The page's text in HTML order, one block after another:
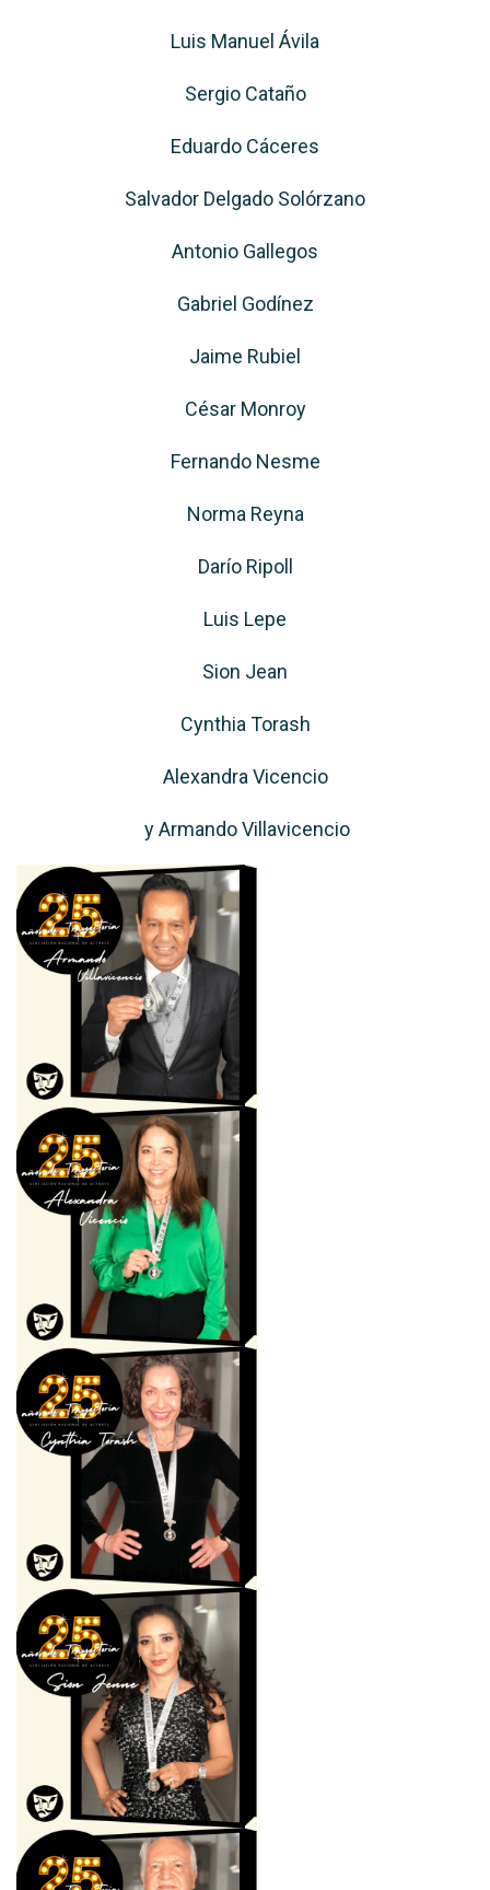
Luis Manuel Ávila
Sergio Cataño
Eduardo Cáceres
Salvador Delgado Solórzano
Antonio Gallegos
Gabriel Godínez
Jaime Rubiel
César Monroy
Fernando Nesme
Norma Reyna
Darío Ripoll
Luis Lepe
Sion Jean
Cynthia Torash
Alexandra Vicencio
y Armando Villavicencio